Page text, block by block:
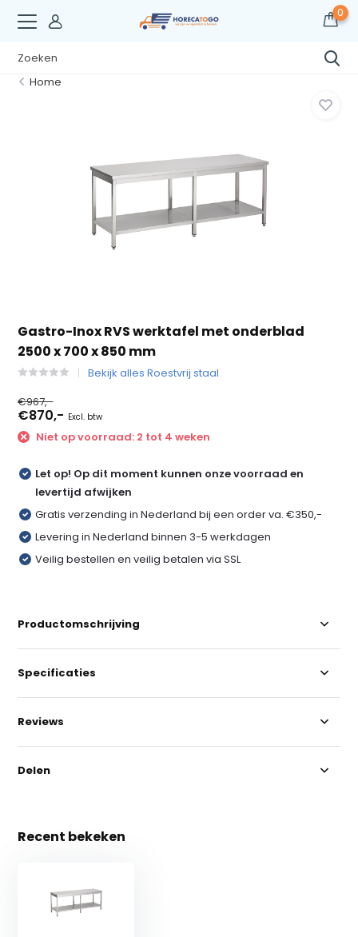
0
Home
Gastro-Inox RVS werktafel met onderblad
2500 x 700 x 850 mm
Bekijk alles Roestvrij staal
€967,-
€870,- Excl. btw
Niet op voorraad: 2 tot 4 weken
Let op! Op dit moment kunnen onze voorraad en
levertijd afwijken
Gratis verzending in Nederland bij een order va. €350,-
Levering in Nederland binnen 3-5 werkdagen
Veilig bestellen en veilig betalen via SSL
Productomschrijving
Specificaties
Reviews
Delen
Recent bekeken